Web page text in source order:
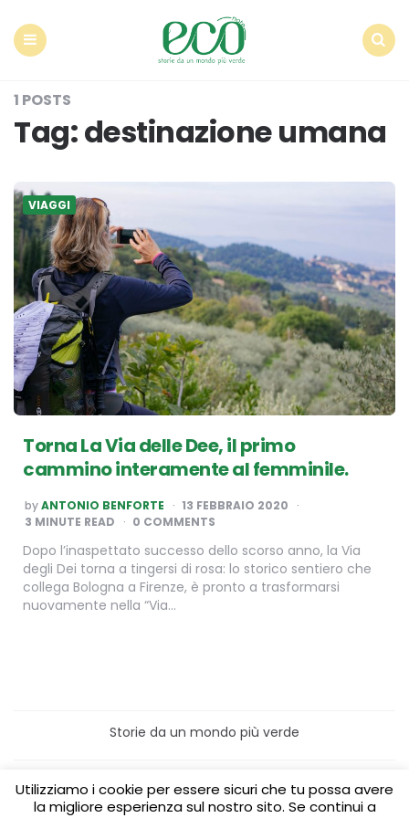
1 POSTS
Tag:destinazione umana
VIAGGI
Torna La Via delle Dee, il primo
cammino interamente al femminile.
POSTED
BY
byANTONIO BENFORTE
13 FEBBRAIO 2020
3 MINUTE READ 0 COMMENTS
Dopo l’inaspettato successo dello scorso anno, la Via
degli Dei torna a tingersi di rosa: lo storico sentiero che
collega Bologna a Firenze, è pronto a trasformarsi
nuovamente nella “Via…
Storie da un mondo più verde
Home
Turismo sostenibile
Laboratori/Visite per le scuole
Green content per aziende Media Partner
Utilizziamo i cookie per essere sicuri che tu possa avere
la migliore esperienza sul nostro sito. Se continui a